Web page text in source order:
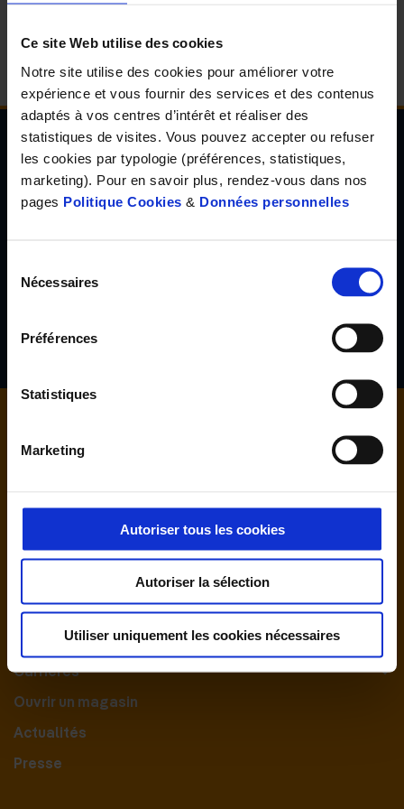
Ce site Web utilise des cookies
Notre site utilise des cookies pour améliorer votre
expérience et vous fournir des services et des contenus
adaptés à vos centres d’intérêt et réaliser des
statistiques de visites. Vous pouvez accepter ou refuser
les cookies par typologie (préférences, statistiques,
marketing). Pour en savoir plus, rendez-vous dans nos
pages Politique Cookies & Données personnelles
Nécessaires
Préférences
Statistiques
Marketing
Autoriser tous les cookies
Autoriser la sélection
Utiliser uniquement les cookies nécessaires
Nous contacter
Le Groupement
Nos engagements
Carrières
Ouvrir un magasin
Actualités
Presse
Newsletter de l'Observatoire de la santé Visuelle
et Auditive